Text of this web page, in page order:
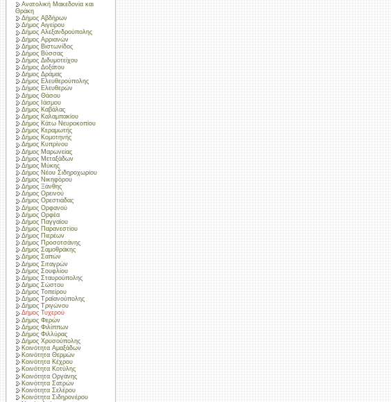
Ανατολική Μακεδονία και
Θράκη
Δήμος Αβδήρων
Δήμος Αιγείρου
Δήμος Αλεξανδρούπολης
Δήμος Αρριανών
Δήμος Βιστωνίδος
Δήμος Βύσσας
Δήμος Διδυμοτείχου
Δήμος Δοξάτου
Δήμος Δράμας
Δήμος Ελευθερούπολης
Δήμος Ελευθερών
Δήμος Θάσου
Δήμος Ιάσμου
Δήμος Καβάλας
Δήμος Καλαμπακίου
Δήμος Κάτω Νευροκοπίου
Δήμος Κεραμωτής
Δήμος Κομοτηνής
Δήμος Κυπρίνου
Δήμος Μαρωνείας
Δήμος Μεταξάδων
Δήμος Μύκης
Δήμος Νέου Σιδηροχωρίου
Δήμος Νικηφόρου
Δήμος Ξάνθης
Δήμος Ορεινού
Δήμος Ορεστιάδας
Δήμος Ορφανού
Δήμος Ορφέα
Δήμος Παγγαίου
Δήμος Παρανεστίου
Δήμος Πιερέων
Δήμος Προσοτσάνης
Δήμος Σαμοθράκης
Δήμος Σαπών
Δήμος Σιταγρών
Δήμος Σουφλίου
Δήμος Σταυρούπολης
Δήμος Σώστου
Δήμος Τοπείρου
Δήμος Τραϊανούπολης
Δήμος Τριγώνου
Δήμος Τυχερού
Δήμος Φερών
Δήμος Φιλίππων
Δήμος Φιλλύρας
Δήμος Χρυσούπολης
Κοινότητα Αμαξάδων
Κοινότητα Θερμών
Κοινότητα Κέχρου
Κοινότητα Κοτύλης
Κοινότητα Οργάνης
Κοινότητα Σατρών
Κοινότητα Σελέρου
Κοινότητα Σιδηρονέρου